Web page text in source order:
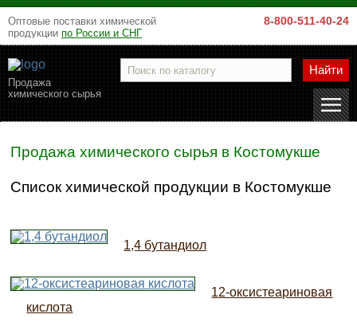
Оптовые поставки химической
продукции по России и СНГ
8-800-511-40-24
Продажа
химического сырья
Найти
Продажа химического сырья в Костомукше
Список химической продукции в Костомукше
1,4 бутандиол
12-оксистеариновая
кислота